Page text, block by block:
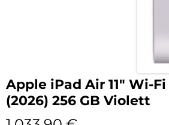
Apple iPad Air 11″ Wi-
(2026) 256 GB Violett